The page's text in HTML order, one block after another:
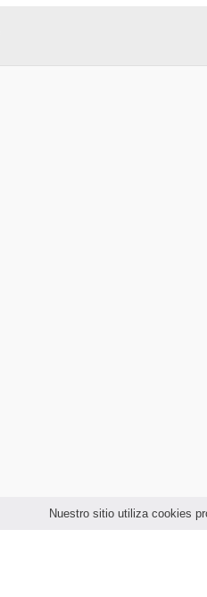
Nuestro sitio utiliza cookies